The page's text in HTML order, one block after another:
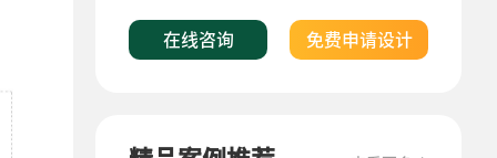
在线咨询 免费申请设计